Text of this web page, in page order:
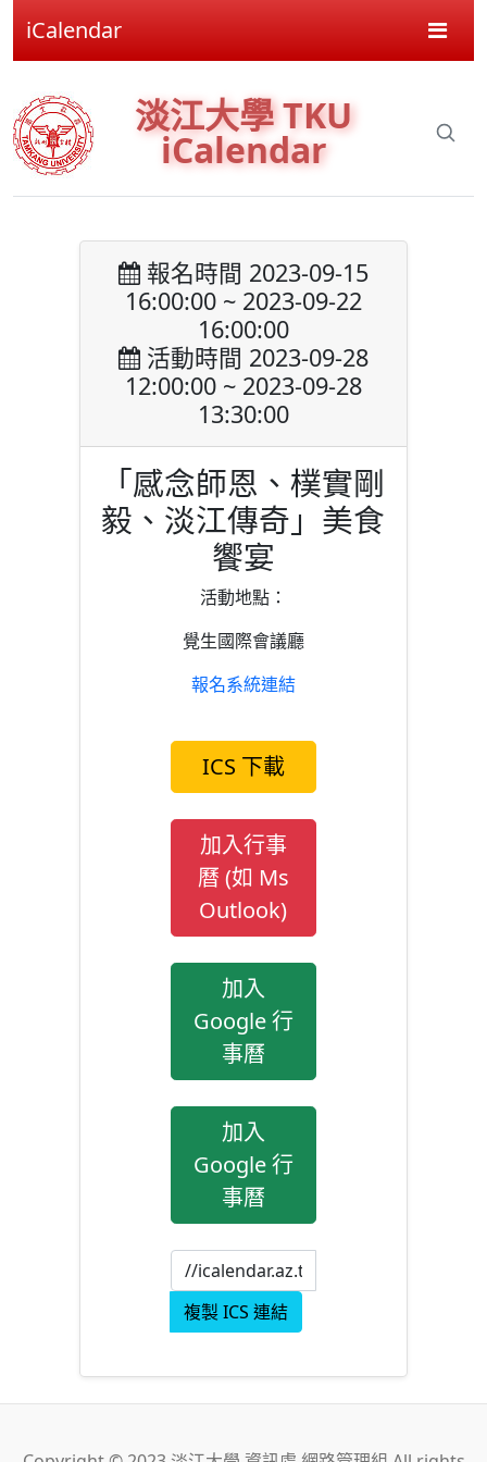
iCalendar
淡江大學 TKU
iCalendar
報名時間 2023-09-15
16:00:00 ~ 2023-09-22
16:00:00
活動時間 2023-09-28
12:00:00 ~ 2023-09-28
13:30:00
「感念師恩、樸實剛
毅、淡江傳奇」美食
饗宴
活動地點：
覺生國際會議廳
報名系統連結
ICS 下載
加入行事
曆 (如 Ms
Outlook)
加入
Google 行
事曆
加入
Google 行
事曆
複製 ICS 連結